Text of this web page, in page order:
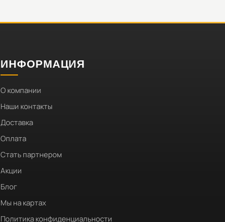
ИНФОРМАЦИЯ
О компании
Наши контакты
Доставка
Оплата
Стать партнером
Акции
Блог
Мы на картах
Политика конфиденциальности